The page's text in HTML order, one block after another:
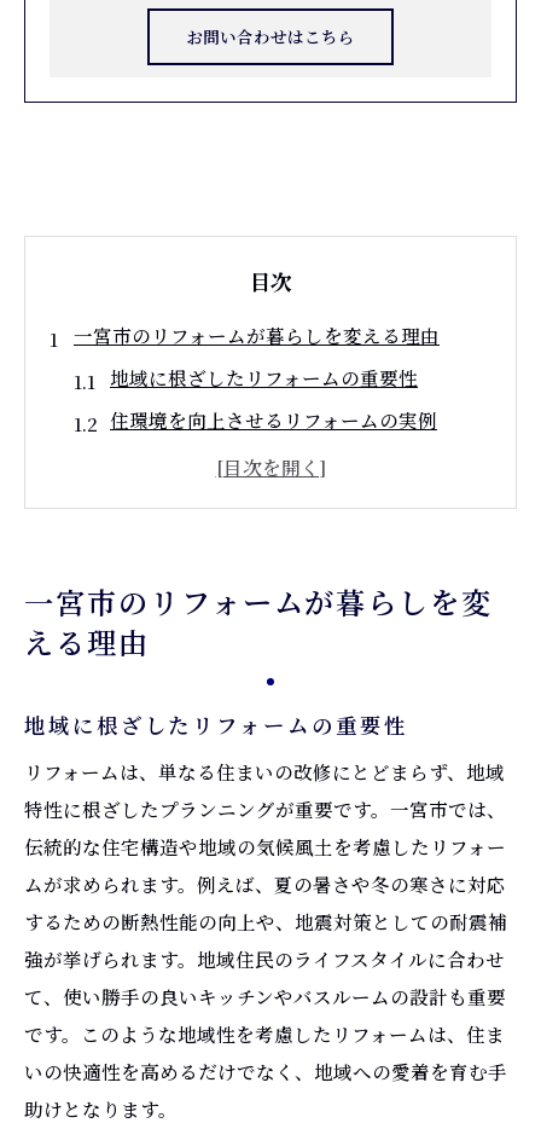
お問い合わせはこちら
目次
一宮市のリフォームが暮らしを変える理由
地域に根ざしたリフォームの重要性
住環境を向上させるリフォームの実例
リフォームで実現する快適な生活空間
一宮市の住宅特性に合わせたリフォーム戦
環境に優しいリフォームの取り組み
地域住民からの支持を得るリフォーム
一宮市の住宅事情に合ったリフォームとは
快適さと機能性を両立するリフォーム例
居住者の声を反映したリフォームの実例
最新技術を活用したリフォームの特徴
予算に応じた最適なリフォーム提案
最新のリフォーム事例が示す一宮市の変化
トレンドに沿ったモダンなリフォーム
伝統と現代の融合を果たすリフォーム事例
地域特有のデザインを生かしたリフォーム
一宮市のリフォームが暮らしを変
える理由
地域に根ざしたリフォームの重要性
リフォームは、単なる住まいの改修にとどまらず、地域
特性に根ざしたプランニングが重要です。一宮市では、
伝統的な住宅構造や地域の気候風土を考慮したリフォー
ムが求められます。例えば、夏の暑さや冬の寒さに対応
するための断熱性能の向上や、地震対策としての耐震補
強が挙げられます。地域住民のライフスタイルに合わせ
て、使い勝手の良いキッチンやバスルームの設計も重要
です。このような地域性を考慮したリフォームは、住ま
いの快適性を高めるだけでなく、地域への愛着を育む手
助けとなります。